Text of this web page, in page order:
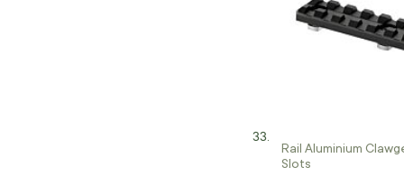
Rail Aluminium
Slots